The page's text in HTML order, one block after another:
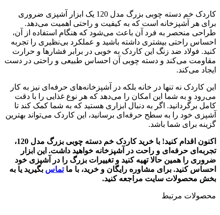
کاردک خم دسته چوبی بزرگ مدل 120 یک ابزار آشپزی ضروری
برای هر آشپزخانه است که به کیفیت و راحتی اهمیت می‌دهد.
طراحی منحصر به فرد آن باعث می‌شود که هنگام استفاده از آن،
احساس راحتی بیشتری داشته باشید و عملکرد بی‌نظیری را تجربه
کنید. فولاد ضد زنگ این کاردک به خوبی در برابر فشارها و حرارت
مقاومت می‌کند و دسته چوبی آن احساس طبیعی و راحتی در دست
ایجاد می‌کند.
این کاردک نه تنها در خانه بلکه در آشپزخانه‌های حرفه‌ای نیز به کار
می‌رود و به شما این امکان را می‌دهد که هر نوع غذایی را با دقت
کامل برگردانید. اگر به دنبال ابزاری هستید که به شما کمک کند تا
آشپزی خود را به سطح حرفه‌ای برسانید، این کاردک می‌تواند بهترین
گزینه برای شما باشد.
اکنون اقدام کنید! با خرید کاردک خم دسته چوبی بزرگ مدل 120،
تجربه‌ای حرفه‌ای و راحت در آشپزخانه خواهید داشت. این ابزار
ضروری را همین حالا تهیه کنید و تغییرات بزرگ را در آشپزی خود
احساس کنید. برای مشاوره رایگان و خرید، با ماتماس بگیرید یا به
بخش محصولات سایت مراجعه کنید.
محصولات مرتبط